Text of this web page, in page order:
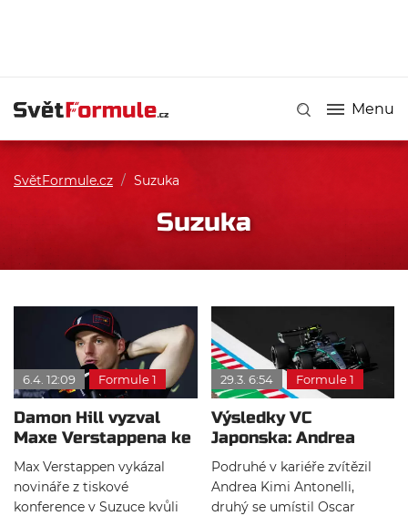
Menu
SvětFormule.cz / Suzuka
Suzuka
6.4. 12:09 Formule 1
Damon Hill vyzval
Maxe Verstappena ke
zlepšení práce s
médii
Max Verstappen vykázal
novináře z tiskové
konference v Suzuce kvůli
29.3. 6:54 Formule 1
Výsledky VC
Japonska: Andrea
Kimi Antonelli
podruhé v kariéře
vítězí!
Podruhé v kariéře zvítězil
Andrea Kimi Antonelli,
druhý se umístil Oscar